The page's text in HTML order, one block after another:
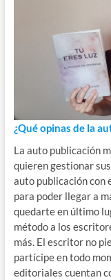
¿Qué opinas de la
La auto publicación
quieren gestionar
auto publicación con
para poder llegar a
quedarte en último
método a los
más. El escritor no
partícipe en todo
editoriales cuentan